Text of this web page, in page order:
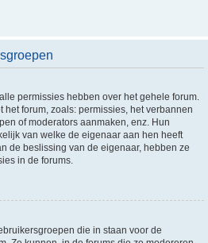
permissies hebben over het gehele forum.
forum, zoals: permissies, het verbannen
of moderators aanmaken, enz. Hun
van welke de eigenaar aan hen heeft
de beslissing van de eigenaar, hebben ze
in de forums.
die in staan voor de